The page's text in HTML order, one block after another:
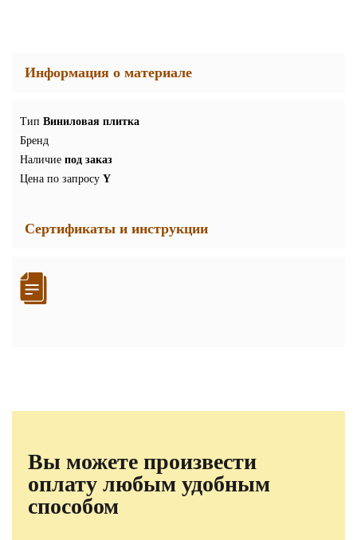
Информация о материале
Тип Виниловая плитка
Бренд
Наличие под заказ
Цена по запросу Y
Сертификаты и инструкции
Вы можете произвести
оплату любым удобным
способом